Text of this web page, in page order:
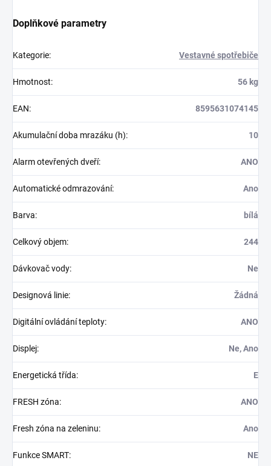
Doplňkové parametry
Kategorie: Vestavné spotřebiče
Hmotnost: 56 kg
EAN: 8595631074145
Akumulační doba mrazáku (h): 10
Alarm otevřených dveří: ANO
Automatické odmrazování: Ano
Barva: bílá
Celkový objem: 244
Dávkovač vody: Ne
Designová linie: Žádná
Digitální ovládání teploty: ANO
Displej: Ne, Ano
Energetická třída: E
FRESH zóna: ANO
Fresh zóna na zeleninu: Ano
Funkce SMART: NE